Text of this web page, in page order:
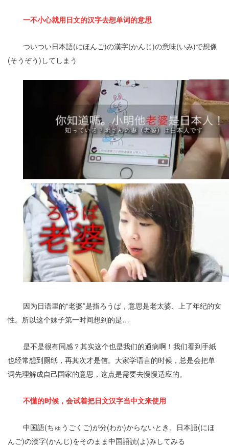
一不小心就用日文的汉字去想单词的意思
ついつい日本語(にほんご)の漢字(かんじ)の意味(いみ)で想像
(そうぞう)してしまう
因为日语里的“老婆”是指ろうば，意思是老太婆、上了年纪的女
性。所以这个妹子第一时间想到的是…
是不是很有同感？其实这个也是我们的通病啊！ 我们看到手紙
也经常想到厕纸，再其次才是信。大家学语言的时候，总是会把单
词先理解成自己国家的意思，这点是需要去慢慢适应的。
不懂的时候，会试着把日文汉字当中文来使用
中国語(ちゅうごくご)が分(わか)からないとき、日本語(にほ
んご)の漢字(かんじ)をそのまま中国語読(よ)みしてみる